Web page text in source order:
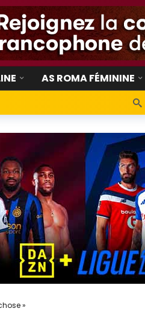
AS ROMA FÉMININE
»